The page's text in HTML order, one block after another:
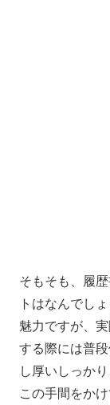
そもそも、履
トはなんでし
魅力ですが、
する際には普
し厚いしっか
この手間をか